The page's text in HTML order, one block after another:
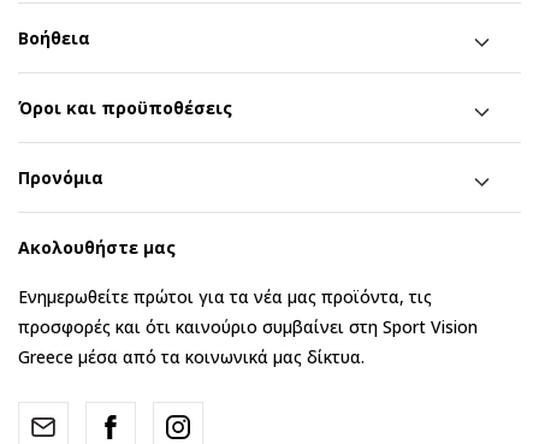
Βοήθεια
Όροι και προϋποθέσεις
Προνόμια
Ακολουθήστε μας
Ενημερωθείτε πρώτοι για τα νέα μας προϊόντα, τις
προσφορές και ότι καινούριο συμβαίνει στη Sport Vision
Greece μέσα από τα κοινωνικά μας δίκτυα.